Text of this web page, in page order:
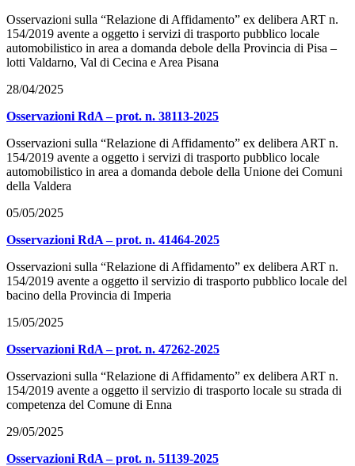
Osservazioni sulla “Relazione di Affidamento” ex delibera ART n.
154/2019 avente a oggetto i servizi di trasporto pubblico locale
automobilistico in area a domanda debole della Provincia di Pisa –
lotti Valdarno, Val di Cecina e Area Pisana
28/04/2025
Osservazioni RdA – prot. n. 38113-2025
Osservazioni sulla “Relazione di Affidamento” ex delibera ART n.
154/2019 avente a oggetto i servizi di trasporto pubblico locale
automobilistico in area a domanda debole della Unione dei Comuni
della Valdera
05/05/2025
Osservazioni RdA – prot. n. 41464-2025
Osservazioni sulla “Relazione di Affidamento” ex delibera ART n.
154/2019 avente a oggetto il servizio di trasporto pubblico locale del
bacino della Provincia di Imperia
15/05/2025
Osservazioni RdA – prot. n. 47262-2025
Osservazioni sulla “Relazione di Affidamento” ex delibera ART n.
154/2019 avente a oggetto il servizio di trasporto locale su strada di
competenza del Comune di Enna
29/05/2025
Osservazioni RdA – prot. n. 51139-2025